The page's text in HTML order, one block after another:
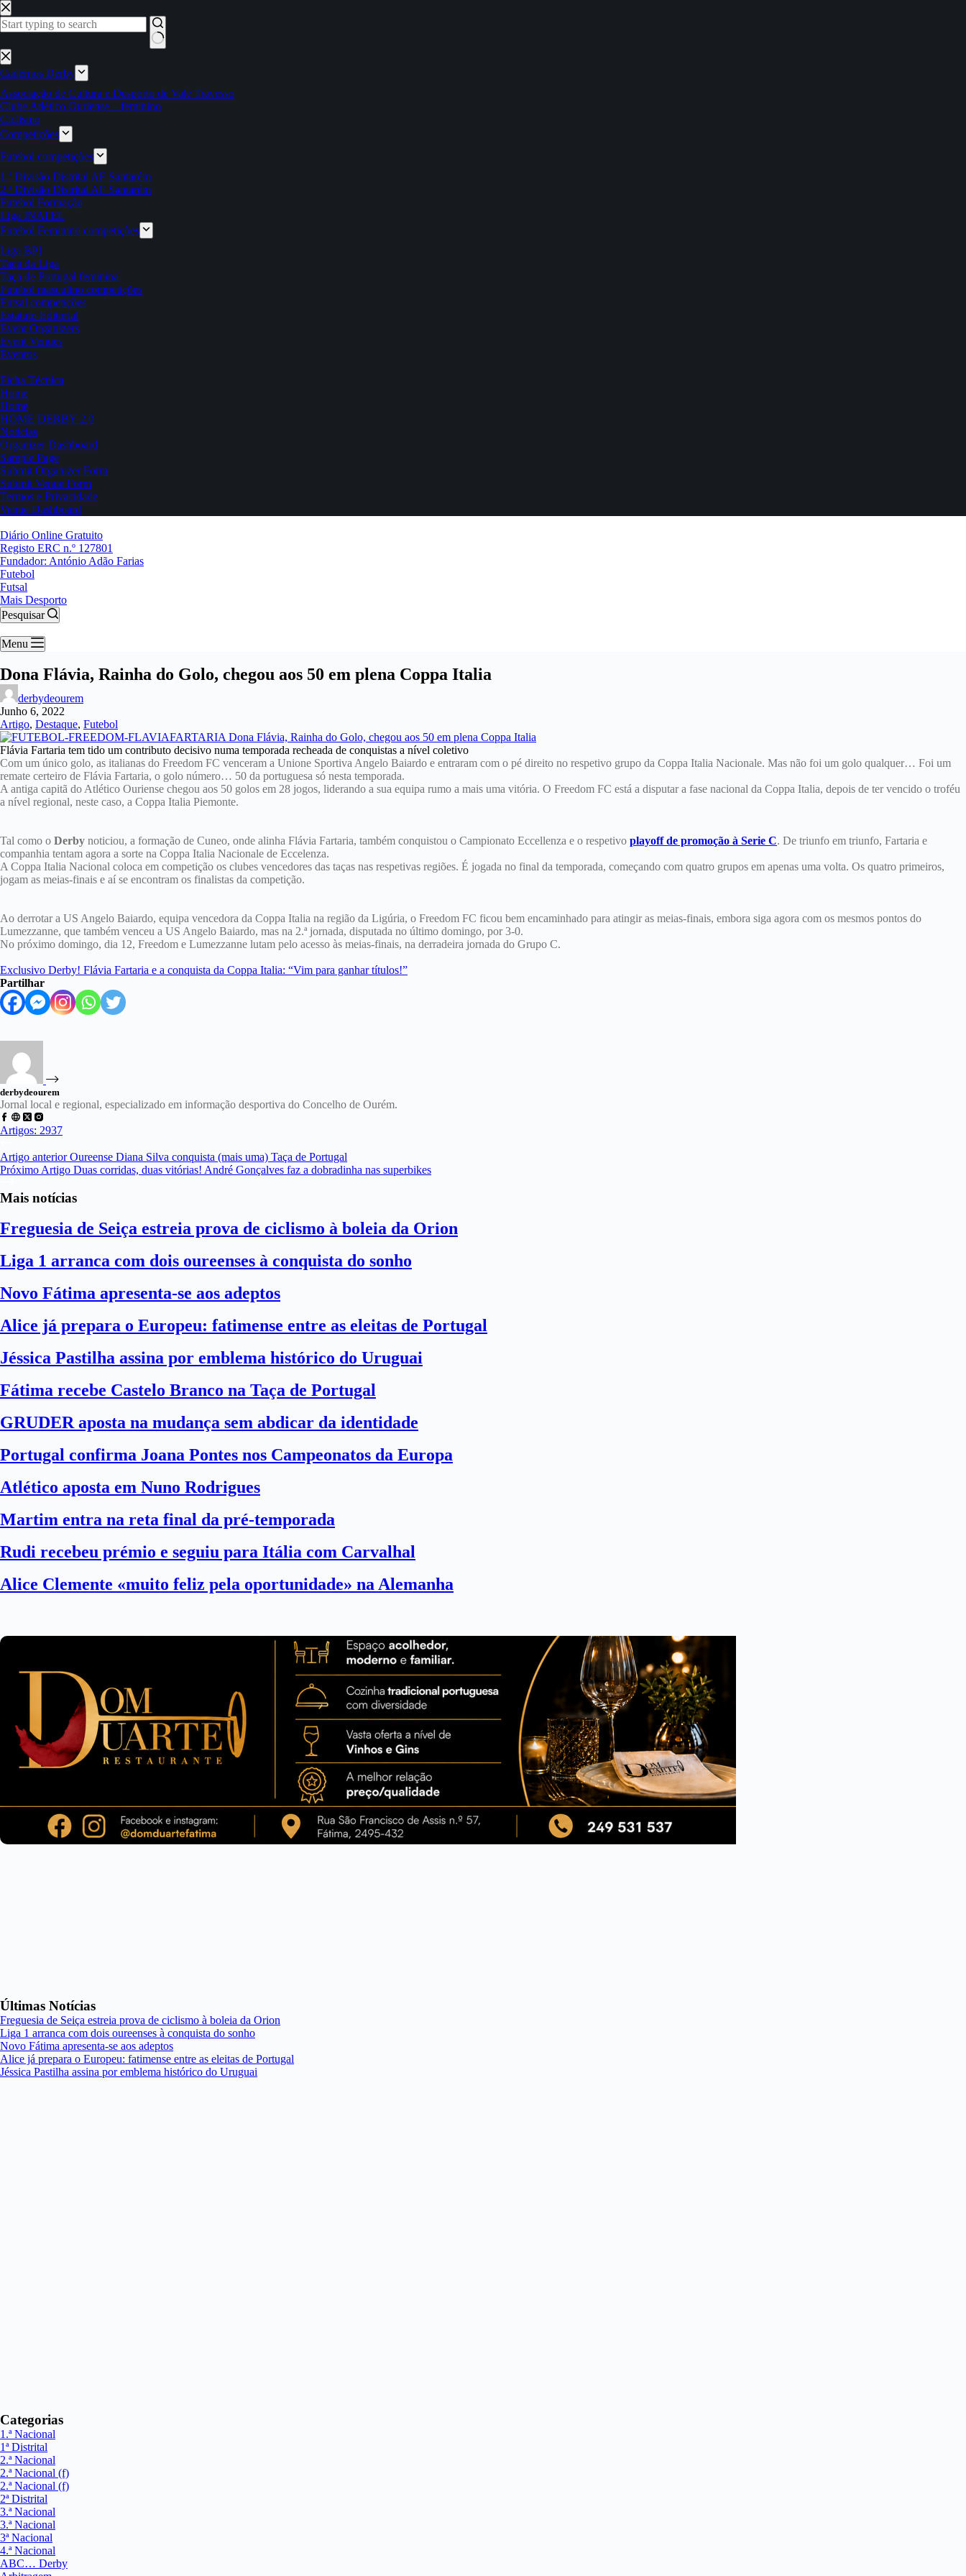
Pular
para
o
Sem
resultados
Cadernos Derby
Associação de Cultura e Desporto de Vale Travesso
Clube Atlético Ouriense – feminino
Ciclismo
Competições
Futebol competições
1.ª Divisão Distrital AF Santarém
2.ª Divisão Distrital AF Santarém
Futebol Formação
Liga INATEL
Futebol Feminino competições
Liga BPI
Taça da Liga
Taça de Portugal feminina
Futebol masculino competições
Futsal competições
Estatuto Editorial
Event Organizers
Event Venues
Eventos
Ficha Técnica
Home
Home
HOME DERBY 2.0
Notícias
Organizer Dashboard
Sample Page
Submit Organizer Form
Submit Venue Form
Termos e Privacidade
Venue Dashboard
Diário Online Gratuito
Registo ERC n.º 127801
Fundador: António Adão Farias
Futebol
Futsal
Mais Desporto
Pesquisar
Menu
Dona Flávia, Rainha do Golo, chegou aos 50 em plena Coppa Italia
derbydeourem
Junho 6, 2022
Artigo, Destaque, Futebol
Flávia Fartaria tem tido um contributo decisivo numa temporada recheada de conquistas a nível coletivo
Com um único golo, as italianas do Freedom FC venceram a Unione Sportiva Angelo Baiardo e entraram com o pé direito no respetivo grupo da Coppa Italia Nacionale. Mas não foi um golo qualquer… Foi um
remate certeiro de Flávia Fartaria, o golo número… 50 da portuguesa só nesta temporada.
A antiga capitã do Atlético Ouriense chegou aos 50 golos em 28 jogos, liderando a sua equipa rumo a mais uma vitória. O Freedom FC está a disputar a fase nacional da Coppa Italia, depois de ter vencido o troféu
a nível regional, neste caso, a Coppa Italia Piemonte.
Tal como o Derby noticiou, a formação de Cuneo, onde alinha Flávia Fartaria, também conquistou o Campionato Eccellenza e o respetivo playoff de promoção à Serie C. De triunfo em triunfo, Fartaria e
companhia tentam agora a sorte na Coppa Italia Nacionale de Eccelenza.
A Coppa Italia Nacional coloca em competição os clubes vencedores das taças nas respetivas regiões. É jogada no final da temporada, começando com quatro grupos em apenas uma volta. Os quatro primeiros,
jogam as meias-finais e aí se encontram os finalistas da competição.
Ao derrotar a US Angelo Baiardo, equipa vencedora da Coppa Italia na região da Ligúria, o Freedom FC ficou bem encaminhado para atingir as meias-finais, embora siga agora com os mesmos pontos do
Lumezzanne, que também venceu a US Angelo Baiardo, mas na 2.ª jornada, disputada no último domingo, por 3-0.
No próximo domingo, dia 12, Freedom e Lumezzanne lutam pelo acesso às meias-finais, na derradeira jornada do Grupo C.
Exclusivo Derby! Flávia Fartaria e a conquista da Coppa Italia: “Vim para ganhar títulos!”
Partilhar
derbydeourem
Jornal local e regional, especializado em informação desportiva do Concelho de Ourém.
Artigos: 2937
Artigo anteriorOureense Diana Silva conquista (mais uma) Taça de Portugal
Próximo Artigo Duas corridas, duas vitórias! André Gonçalves faz a dobradinha nas superbikes
Mais notícias
Freguesia de Seiça estreia prova de ciclismo à boleia da Orion
Liga 1 arranca com dois oureenses à conquista do sonho
Novo Fátima apresenta-se aos adeptos
Alice já prepara o Europeu: fatimense entre as eleitas de Portugal
Jéssica Pastilha assina por emblema histórico do Uruguai
Fátima recebe Castelo Branco na Taça de Portugal
GRUDER aposta na mudança sem abdicar da identidade
Portugal confirma Joana Pontes nos Campeonatos da Europa
Atlético aposta em Nuno Rodrigues
Martim entra na reta final da pré-temporada
Rudi recebeu prémio e seguiu para Itália com Carvalhal
Alice Clemente «muito feliz pela oportunidade» na Alemanha
Últimas Notícias
Freguesia de Seiça estreia prova de ciclismo à boleia da Orion
Liga 1 arranca com dois oureenses à conquista do sonho
Novo Fátima apresenta-se aos adeptos
Alice já prepara o Europeu: fatimense entre as eleitas de Portugal
Jéssica Pastilha assina por emblema histórico do Uruguai
Categorias
1.ª Nacional
1ª Distrital
2.ª Nacional
2.ª Nacional (f)
2.ª Nacional (f)
2ª Distrital
3.ª Nacional
3.ª Nacional
3ª Nacional
4.ª Nacional
ABC… Derby